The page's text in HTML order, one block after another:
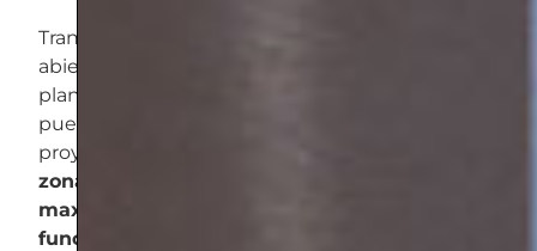
Transformar una cocina cerrada en un espacio
abierto y funcional es todo un reto, pero con la
planificación adecuada y una visión clara, se
pueden lograr resultados excelentes. En este
proyecto, hemos dividido la cocina en
zonas estratégicas, cada una diseñada para
maximizar el almacenamiento y la
funcionalidad